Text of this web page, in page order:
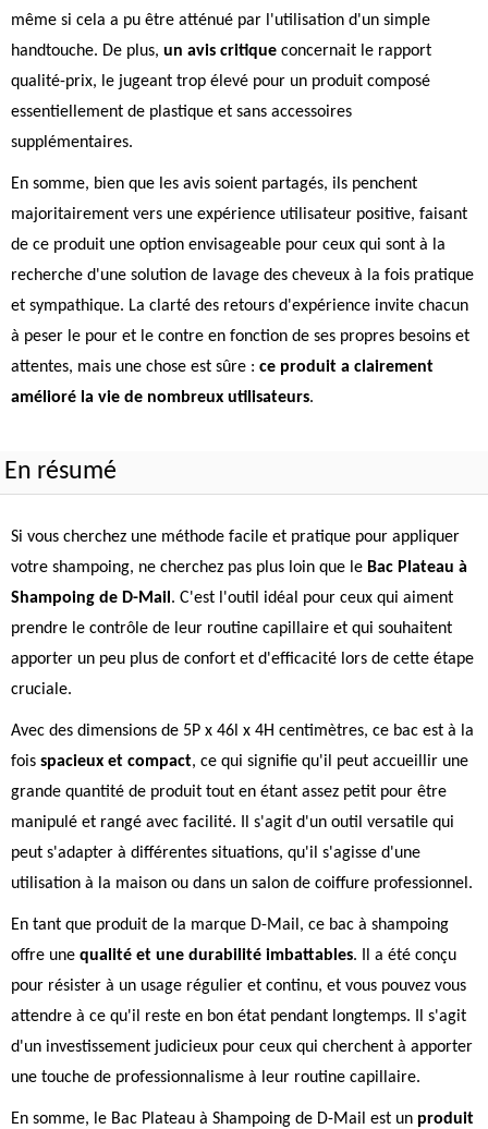
même si cela a pu être atténué par l'utilisation d'un simple
handtouche. De plus, un avis critique concernait le rapport
qualité-prix, le jugeant trop élevé pour un produit composé
essentiellement de plastique et sans accessoires
supplémentaires.
En somme, bien que les avis soient partagés, ils penchent
majoritairement vers une expérience utilisateur positive, faisant
de ce produit une option envisageable pour ceux qui sont à la
recherche d'une solution de lavage des cheveux à la fois pratique
et sympathique. La clarté des retours d'expérience invite chacun
à peser le pour et le contre en fonction de ses propres besoins et
attentes, mais une chose est sûre : ce produit a clairement
amélioré la vie de nombreux utilisateurs.
En résumé
Si vous cherchez une méthode facile et pratique pour appliquer
votre shampoing, ne cherchez pas plus loin que le Bac Plateau à
Shampoing de D-Mail . C'est l'outil idéal pour ceux qui aiment
prendre le contrôle de leur routine capillaire et qui souhaitent
apporter un peu plus de confort et d'efficacité lors de cette étape
cruciale.
Avec des dimensions de 5P x 46l x 4H centimètres, ce bac est à la
fois spacieux et compact, ce qui signifie qu'il peut accueillir une
grande quantité de produit tout en étant assez petit pour être
manipulé et rangé avec facilité. Il s'agit d'un outil versatile qui
peut s'adapter à différentes situations, qu'il s'agisse d'une
utilisation à la maison ou dans un salon de coiffure professionnel.
En tant que produit de la marque D-Mail, ce bac à shampoing
offre une qualité et une durabilité imbattables. Il a été conçu
pour résister à un usage régulier et continu, et vous pouvez vous
attendre à ce qu'il reste en bon état pendant longtemps. Il s'agit
d'un investissement judicieux pour ceux qui cherchent à apporter
une touche de professionnalisme à leur routine capillaire.
En somme, le Bac Plateau à Shampoing de D-Mail est un produit